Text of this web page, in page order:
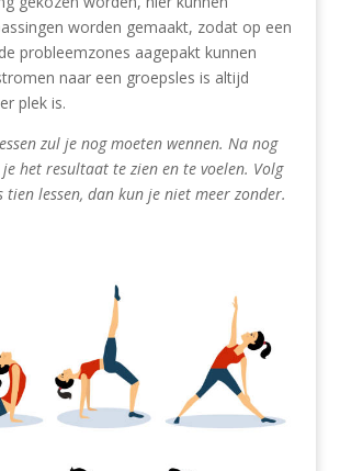
worden gemaakt, zodat op een
probleemzones aagepakt kunnen
naar een groepsles is altijd
plek is.
zul je nog moeten wennen. Na nog
het resultaat te zien en te voelen. Volg
tien lessen, dan kun je niet meer zonder.